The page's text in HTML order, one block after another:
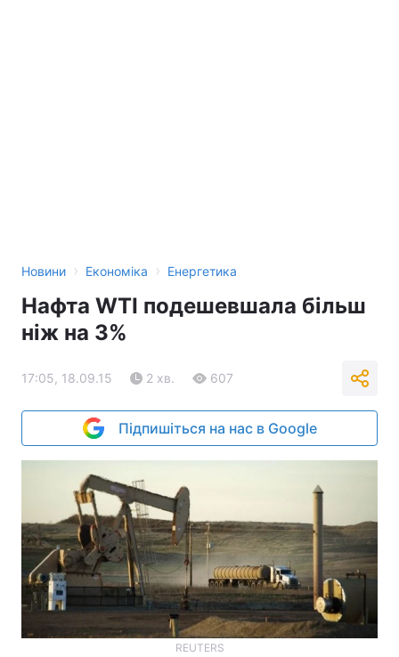
Новини › Економіка › Енергетика
Нафта WTI подешевшала більш
ніж на 3%
17:05, 18.09.15 2 хв. 607
Підпишіться на нас в Google
REUTERS